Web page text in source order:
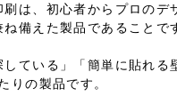
は、初心者からプロの
備えた製品であることで
している」「簡単に貼れ
りの製品です。